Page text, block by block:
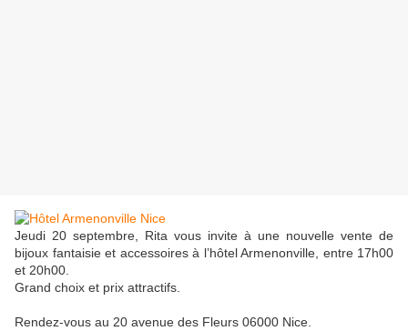
Jeudi 20 septembre, Rita vous invite à une nouvelle vente de
bijoux fantaisie et accessoires à l’hôtel Armenonville, entre 17h00
et 20h00.
Grand choix et prix attractifs.
Rendez-vous au 20 avenue des Fleurs 06000 Nice.